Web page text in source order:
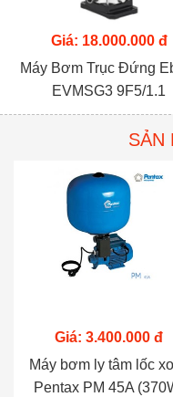
Giá: 18.000.000 đ
Máy Bơm Trục Đứng
EVMSG3 9F5/1.1
SẢN
Giá: 3.400.000 đ
Máy bơm ly tâm lốc
Pentax PM 45A